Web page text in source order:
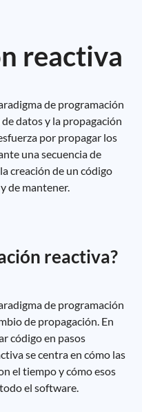
reactiva
de programación
datos y la propagación
por propagar los
una secuencia de
creación de un código
de mantener.
reactiva?
de programación
de propagación. En
código en pasos
se centra en cómo las
el tiempo y cómo esos
el software.